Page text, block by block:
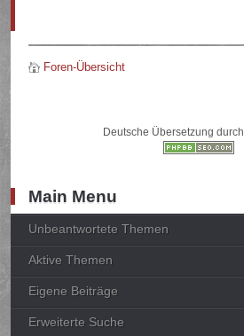
Foren-Übersicht
Deutsche Übersetzung durch
Main Menu
Unbeantwortete Themen
Aktive Themen
Eigene Beiträge
Erweiterte Suche